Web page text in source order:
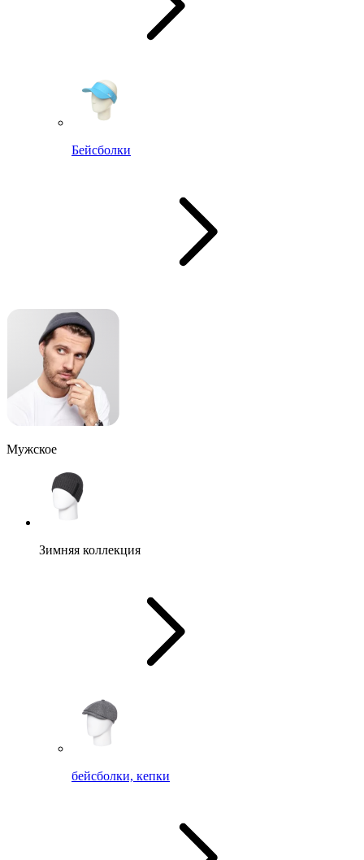
Бейсболки
Мужское
Зимняя коллекция
бейсболки, кепки